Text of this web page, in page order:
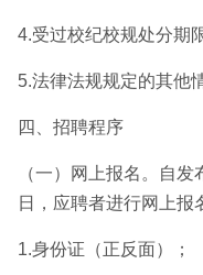
4.受过校纪校规处分期
5.法律法规规定的其他
四、招聘程序
（一）网上报名。自
日，应聘者进行网上报
1.身份证（正反面）；